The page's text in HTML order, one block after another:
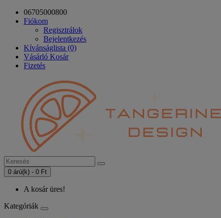
06705000800
Fiókom
Regisztrálok
Bejelentkezés
Kívánságlista (0)
Vásárló Kosár
Fizetés
0 árú(k) - 0 Ft
A kosár üres!
Kategóriák